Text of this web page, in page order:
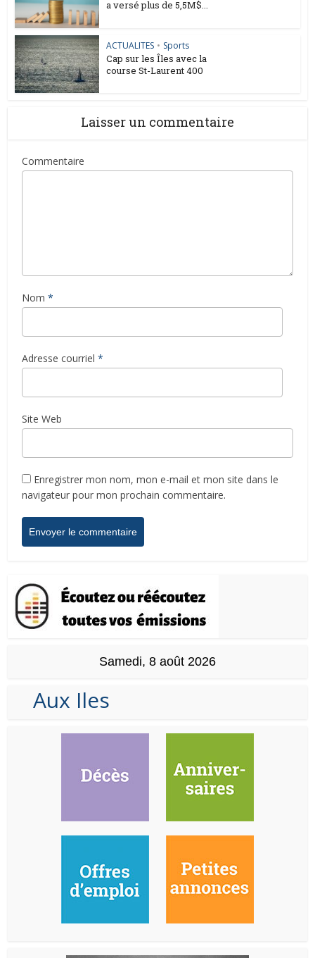
a versé plus de 5,5M$...
ACTUALITES • Sports
Cap sur les Îles avec la
course St-Laurent 400
Laisser un commentaire
Commentaire
Nom *
Adresse courriel *
Site Web
Enregistrer mon nom, mon e-mail et mon site dans le
navigateur pour mon prochain commentaire.
Samedi, 8 août 2026
Aux Iles